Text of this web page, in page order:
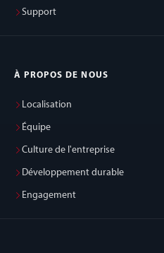
Support
À PROPOS DE NOUS
Localisation
Équipe
Culture de l'entreprise
Développement durable
Engagement